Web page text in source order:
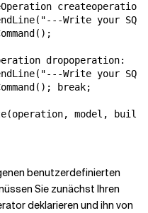
createoperation:
Write your SQL
dropoperation:
Write your SQL
break;
model,
benutzerdefinierten
Sie zunächst Ihren
deklarieren und ihn von